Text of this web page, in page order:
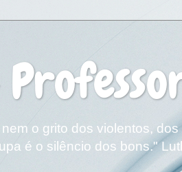
o grito dos violentos,
é o silêncio dos bons."